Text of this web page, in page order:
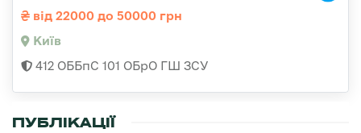
від 22000 до 50000 грн
Київ
412 ОББпС 101 ОБрО ГШ ЗСУ
ПУБЛІКАЦІЇ